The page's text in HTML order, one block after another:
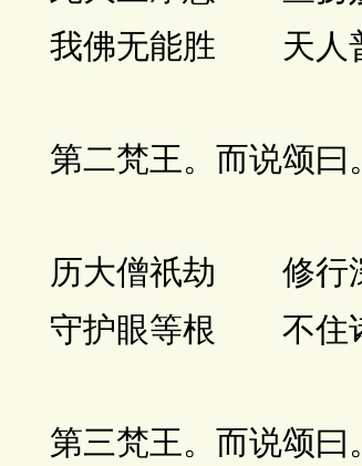
我佛无能胜 天人
第二梵王。而说颂曰
历大僧祇劫 修行
守护眼等根 不住
第三梵王。而说颂曰